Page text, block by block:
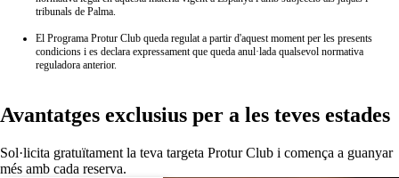
tribunals de Palma.
El Programa Protur Club queda regulat a partir d'aquest moment per les presents
condicions i es declara expressament que queda anul·lada qualsevol normativa
reguladora anterior.
Avantatges exclusius per a les teves estades
Sol·licita gratuïtament la teva targeta Protur Club i comença a guanyar
més amb cada reserva.